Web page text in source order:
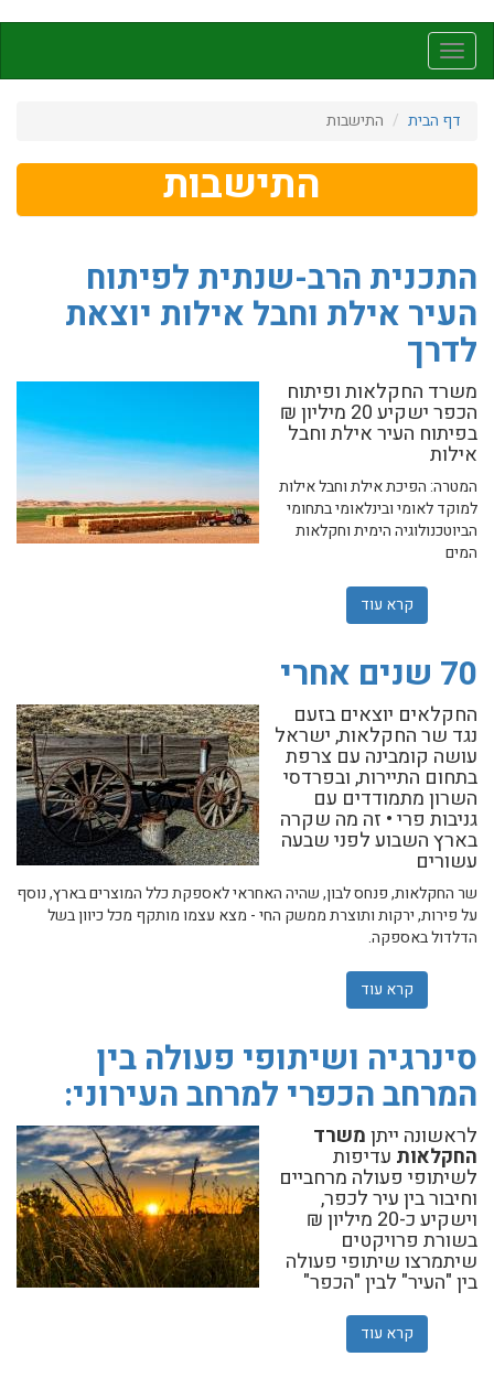
לתוכן
העיקריToggle
navigation
דף הבית
התישבות
התישבות
התכנית הרב-שנתית לפיתוח
העיר אילת וחבל אילות יוצאת
לדרך
משרד החקלאות ופיתוח
הכפר ישקיע 20 מיליון ₪
בפיתוח העיר אילת וחבל
אילות
המטרה: הפיכת אילת וחבל אילות
למוקד לאומי ובינלאומי בתחומי
הביוטכנולוגיה הימית וחקלאות
המים
קרא עוד
70 שנים אחרי
החקלאים יוצאים בזעם
נגד שר החקלאות, ישראל
עושה קומבינה עם צרפת
בתחום התיירות, ובפרדסי
השרון מתמודדים עם
גניבות פרי • זה מה שקרה
בארץ השבוע לפני שבעה
עשורים
שר החקלאות, פנחס לבון, שהיה האחראי לאספקת כלל המוצרים בארץ, נוסף
על פירות, ירקות ותוצרת ממשק החי - מצא עצמו מותקף מכל כיוון בשל
הדלדול באספקה.
קרא עוד
סינרגיה ושיתופי פעולה בין
המרחב הכפרי למרחב העירוני:
לראשונה ייתןמשרד
החקלאות עדיפות
לשיתופי פעולה מרחביים
וחיבור בין עיר לכפר,
וישקיע כ-20 מיליון ₪
בשורת פרויקטים
שיתמרצו שיתופי פעולה
בין "העיר" לבין "הכפר"
קרא עוד